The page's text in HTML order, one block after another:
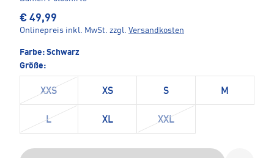
€ 49,99
Onlinepreis inkl. MwSt. zzgl. Versandkosten
Farbe: Schwarz
Größe:
XXS XS S M
L XL XXL